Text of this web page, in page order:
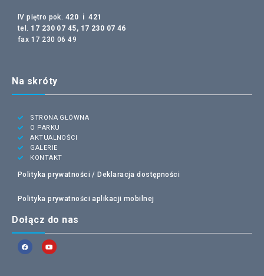
IV piętro pok. 420 i 421
tel. 17 230 07 45, 17 230 07 46
fax 17 230 06 49
Na skróty
STRONA GŁÓWNA
O PARKU
AKTUALNOŚCI
GALERIE
KONTAKT
Polityka prywatności /Deklaracja dostępności
Polityka prywatności aplikacji mobilnej
Dołącz do nas